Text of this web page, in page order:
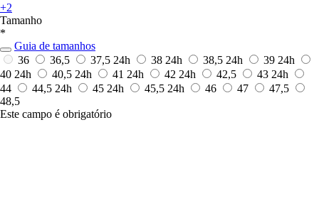
+2
Tamanho
*
Guia de tamanhos
36
36,5 37,5 24h 38 24h 38,5 24h 39 24h
40 24h 40,5 24h 41 24h 42 24h 42,5 43 24h
44
44,5 24h 45 24h 45,5 24h 46 47
47,5
48,5
Este campo é obrigatório